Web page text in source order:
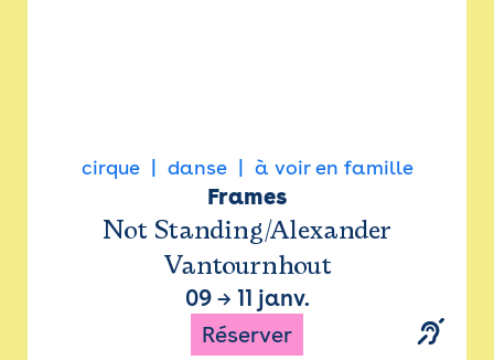
cirque danse à voir en famille
Frames
Not Standing/Alexander
Vantournhout
09→ 11 janv.
Réserver